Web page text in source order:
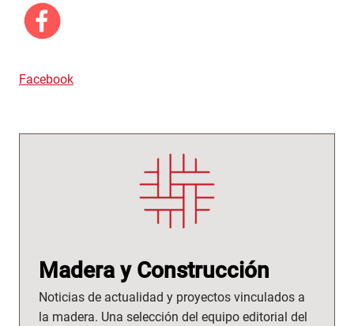
Facebook
Madera y Construcción
Noticias de actualidad y proyectos vinculados a
la madera. Una selección del equipo editorial del